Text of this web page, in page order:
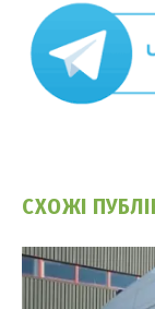
СХОЖІ